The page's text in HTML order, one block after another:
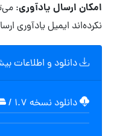
امکان ارسال یادآوری:
نکرده‌اند ایمیل یادآوری
دانلود و اطلاعات
دانلود نسخه ۱.۷ /